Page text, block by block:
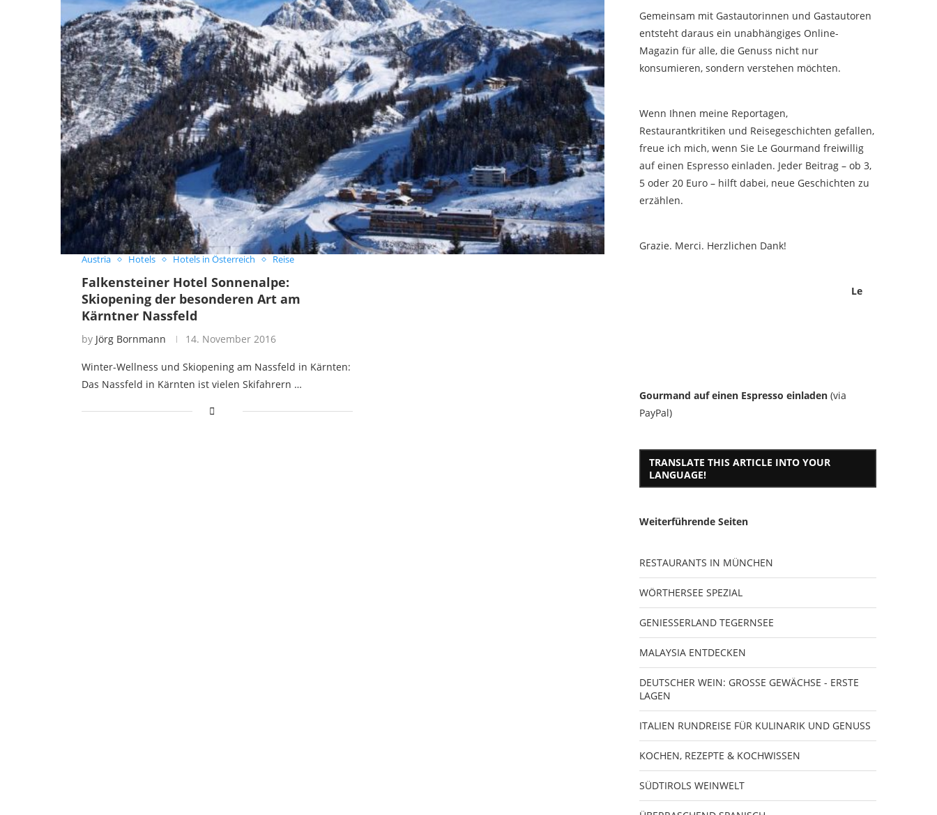
Austria Hotels Hotels in Österreich Reise
Falkensteiner Hotel Sonnenalpe:
Skiopening der besonderen Art am
Kärntner Nassfeld
by Jörg Bornmann 14. November 2016
Winter-Wellness und Skiopening am Nassfeld in Kärnten:
Das Nassfeld in Kärnten ist vielen Skifahrern …
Gemeinsam mit Gastautorinnen und Gastautoren
entsteht daraus ein unabhängiges Online-
Magazin für alle, die Genuss nicht nur
konsumieren, sondern verstehen möchten.
Wenn Ihnen meine Reportagen,
Restaurantkritiken und Reisegeschichten gefallen,
freue ich mich, wenn Sie Le Gourmand freiwillig
auf einen Espresso einladen. Jeder Beitrag – ob 3,
5 oder 20 Euro – hilft dabei, neue Geschichten zu
erzählen.
Grazie. Merci. Herzlichen Dank!
Le
Gourmand auf einen Espresso einladen (via
PayPal)
TRANSLATE THIS ARTICLE INTO YOUR
LANGUAGE!
Weiterführende Seiten
RESTAURANTS IN MÜNCHEN
WÖRTHERSEE SPEZIAL
GENIESSERLAND TEGERNSEE
MALAYSIA ENTDECKEN
DEUTSCHER WEIN: GROSSE GEWÄCHSE - ERSTE
LAGEN
ITALIEN RUNDREISE FÜR KULINARIK UND GENUSS
KOCHEN, REZEPTE & KOCHWISSEN
SÜDTIROLS WEINWELT